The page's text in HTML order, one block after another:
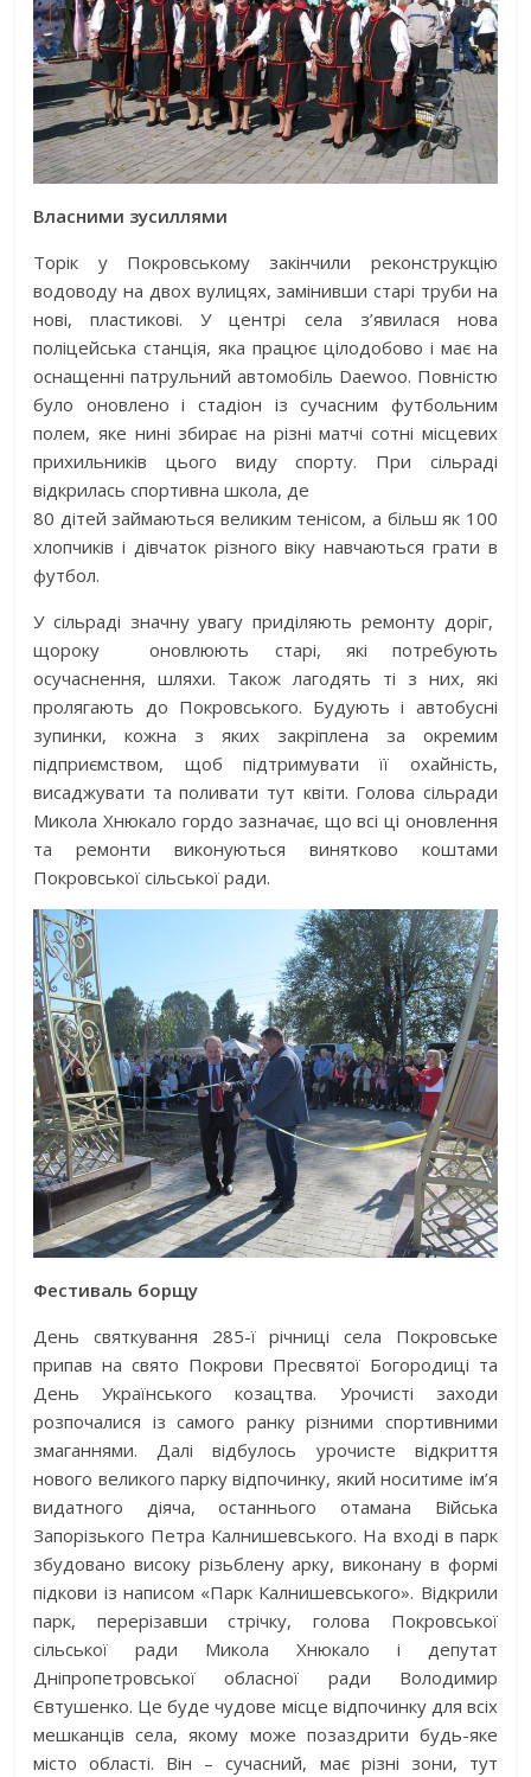
Власними зусиллями
Торік у Покровському закінчили реконструкцію
водоводу на двох вулицях, замінивши старі труби на
нові, пластикові. У цент­рі села з’явилася нова
поліцейська станція, яка працює цілодобово і має на
оснащенні патрульний автомобіль Daewoo. Повністю
було оновлено і стадіон із сучасним футбольним
полем, яке нині збирає на різні матчі сотні місцевих
прихильників цього виду спорту. При сільраді
відкрилась спортивна школа, де
80 дітей займаються великим тенісом, а більш як 100
хлопчиків і дівчаток різного віку навчаються грати в
футбол.
У сільраді значну увагу приділяють ремонту доріг,
щороку оновлюють старі, які потребують
осучаснення, шляхи. Також лагодять ті з них, які
пролягають до Покровського. Будують і автобусні
зупинки, кожна з яких закріплена за окремим
підприємством, щоб підтримувати її охайність,
висаджувати та поливати тут квіти. Голова сільради
Микола Хнюкало гордо зазначає, що всі ці оновлення
та ремонти виконуються винятково коштами
Покровської сільської ради.
Фестиваль борщу
День святкування 285-ї річниці села Покровське
припав на свято Покрови Пресвятої Богородиці та
День Українського козацтва. Урочисті заходи
розпочалися із самого ранку різними спортивними
змаганнями. Далі відбулось урочисте відкриття
нового великого парку відпочинку, який носитиме ім’я
видатного діяча, останнього отамана Війська
Запорізького Петра Калнишевського. На вході в парк
збудовано високу різьблену арку, виконану в формі
підкови із написом «Парк Калнишевського». Відкрили
парк, перерізавши стрічку, голова Покров­ської
сільської ради Микола Хнюкало і депутат
Дніпропетров­ської обласної ради Володимир
Євтушенко. Це буде чудове місце відпочинку для всіх
мешканців села, якому може позаздрити будь-яке
місто області. Він – сучасний, має різні зони, тут